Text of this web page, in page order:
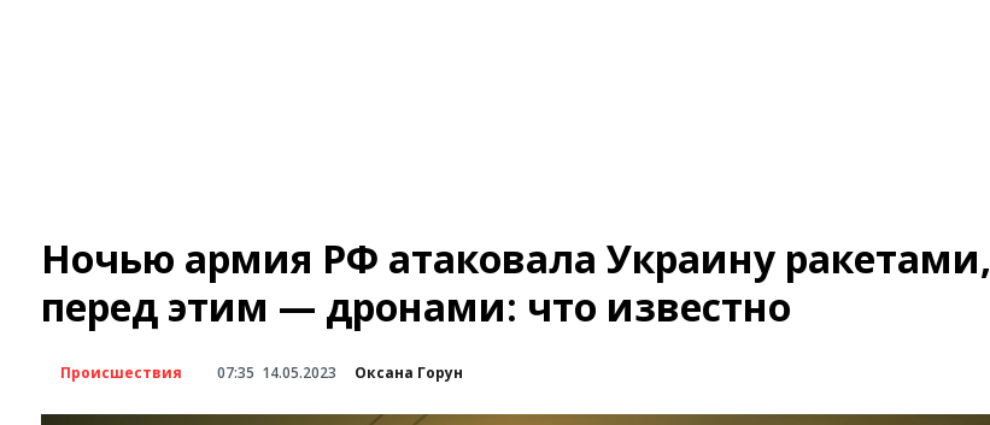
Ночью армия РФ атаковала Украину ракетами,
перед этим — дронами: что известно
Происшествия 07:35 14.05.2023 Оксана Горун